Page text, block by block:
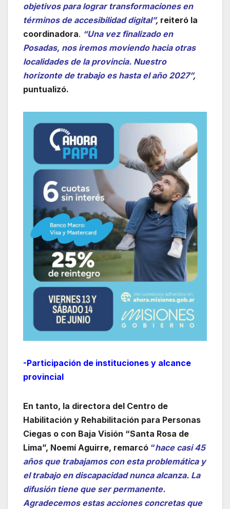
objetivos para lograr transformaciones en
términos de accesibilidad digital”, reiteró la
coordinadora. “Una vez finalizado en
Posadas, nos iremos moviendo hacia otras
localidades de la provincia. Nuestro
horizonte de trabajo es hasta el año 2027”,
puntualizó.
-Participación de instituciones y alcance
provincial
En tanto, la directora del Centro de
Habilitación y Rehabilitación para Personas
Ciegas o con Baja Visión “Santa Rosa de
Lima”, Noemí Aguirre, remarcó “hace casi 45
años que trabajamos con esta problemática y
el trabajo en discapacidad nunca alcanza. La
difusión tiene que ser permanente.
Agradecemos estas acciones concretas que